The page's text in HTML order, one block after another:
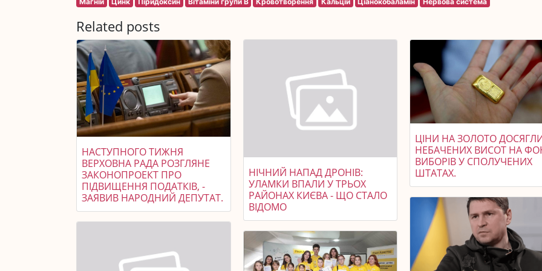
Related posts
НАСТУПНОГО ТИЖНЯ
ВЕРХОВНА РАДА РОЗГЛЯНЕ
ЗАКОНОПРОЕКТ ПРО
ПІДВИЩЕННЯ ПОДАТКІВ, -
ЗАЯВИВ НАРОДНИЙ ДЕПУТАТ.
НІЧНИЙ НАПАД ДРОНІВ:
УЛАМКИ ВПАЛИ У ТРЬОХ
РАЙОНАХ КИЄВА - ЩО СТАЛО
ВІДОМО
ЦІНИ НА ЗОЛОТО
НЕБАЧЕНИХ ВИСОТ НА
ВИБОРІВ У СПОЛУЧЕНИХ
ШТАТАХ.